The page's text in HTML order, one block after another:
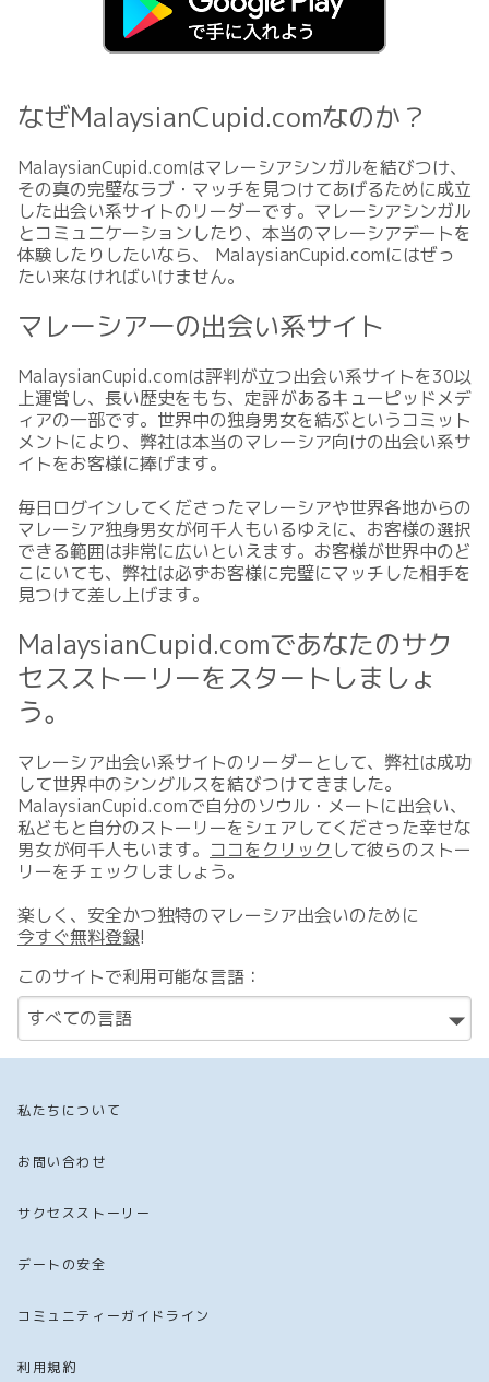
なぜMalaysianCupid.comなのか？
MalaysianCupid.comはマレーシアシンガルを結びつけ、
その真の完璧なラブ・マッチを見つけてあげるために成立
した出会い系サイトのリーダーです。マレーシアシンガル
とコミュニケーションしたり、本当のマレーシアデートを
体験したりしたいなら、 MalaysianCupid.comにはぜっ
たい来なければいけません。
マレーシア一の出会い系サイト
MalaysianCupid.comは評判が立つ出会い系サイトを30以
上運営し、長い歴史をもち、定評があるキューピッドメデ
ィアの一部です。世界中の独身男女を結ぶというコミット
メントにより、弊社は本当のマレーシア向けの出会い系サ
イトをお客様に捧げます。
毎日ログインしてくださったマレーシアや世界各地からの
マレーシア独身男女が何千人もいるゆえに、お客様の選択
できる範囲は非常に広いといえます。お客様が世界中のど
こにいても、弊社は必ずお客様に完璧にマッチした相手を
見つけて差し上げます。
MalaysianCupid.comであなたのサク
セスストーリーをスタートしましょ
う。
マレーシア出会い系サイトのリーダーとして、弊社は成功
して世界中のシングルスを結びつけてきました。
MalaysianCupid.comで自分のソウル・メートに出会い、
私どもと自分のストーリーをシェアしてくださった幸せな
男女が何千人もいます。 ココをクリック して彼らのストー
リーをチェックしましょう。
楽しく、安全かつ独特のマレーシア出会いのために
今すぐ無料登録!
このサイトで利用可能な言語：
私たちについて
お問い合わせ
サクセスストーリー
デートの安全
コミュニティーガイドライン
利用規約